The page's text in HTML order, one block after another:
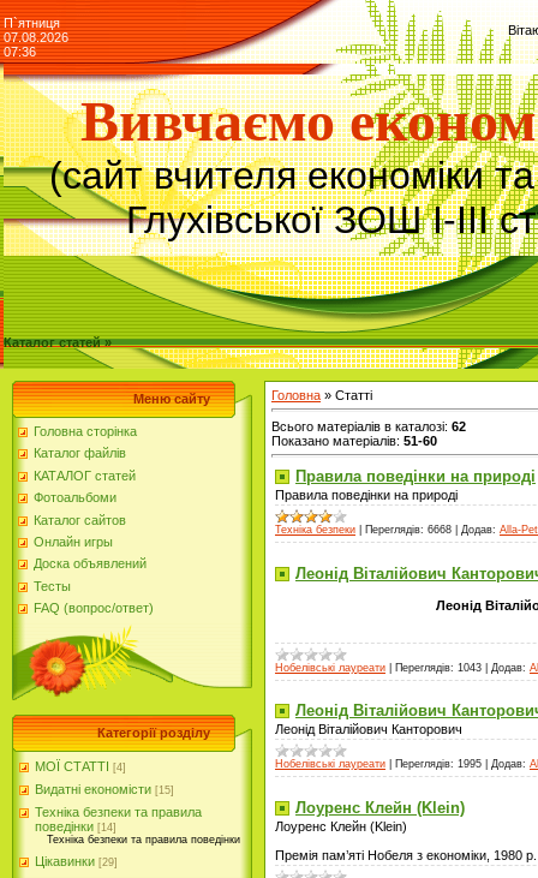
П`ятниця
07.08.2026
07:36
Вивчаємо
(сайт вчителя економіки
Глухівської ЗОШ І-ІІІ
Каталог статей »
Меню сайту
Головна сторінка
Каталог файлів
КАТАЛОГ статей
Фотоальбоми
Каталог сайтов
Онлайн игры
Доска объявлений
Тесты
FAQ (вопрос/ответ)
Категорії розділу
МОЇ СТАТТІ [4]
Видатні економісти [15]
Техніка безпеки та правила
поведінки [14]
Техніка безпеки та правила поведінки
Цікавинки [29]
Головна » Статті
Всього матеріалів в каталозі: 62
Показано матеріалів: 51-60
Правила поведінки на природі
Правила поведінки на природі
Техніка безпеки Переглядів: 6668 Додав: Alla-
Леонід Віталійович
Леонід
Нобелівські лауреати Переглядів: 1043 Додав:
Леонід Віталійович
Леонід Віталійович Канторович
Нобелівські лауреати Переглядів: 1995 Додав:
Лоуренс Клейн (Klein)
Лоуренс Клейн (Klein)
Премія пам’яті Нобеля з економіки, 1980 р.